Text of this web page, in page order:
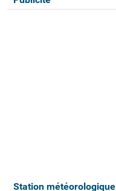
Station météorologique